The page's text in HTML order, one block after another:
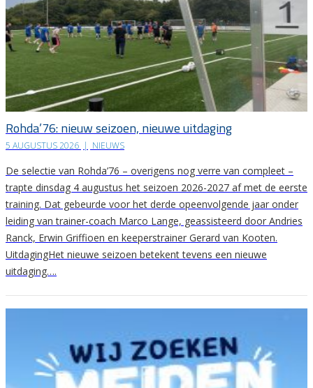
Rohda’76: nieuw seizoen, nieuwe uitdaging
5 AUGUSTUS 2026 | NIEUWS
De selectie van Rohda’76 – overigens nog verre van compleet –
trapte dinsdag 4 augustus het seizoen 2026-2027 af met de eerste
training. Dat gebeurde voor het derde opeenvolgende jaar onder
leiding van trainer-coach Marco Lange, geassisteerd door Andries
Ranck, Erwin Griffioen en keeperstrainer Gerard van Kooten.
UitdagingHet nieuwe seizoen betekent tevens een nieuwe
uitdaging….